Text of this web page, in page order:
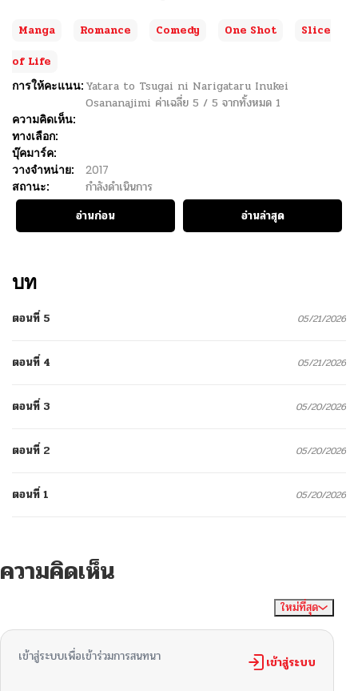
Manga Romance Comedy One Shot
Slice
of Life
การให้คะแนน: Yatara to Tsugai ni Narigataru Inukei
Osananajimi ค่าเฉลี่ย 5 / 5 จากทั้งหมด 1
ความคิดเห็น:
ทางเลือก:
บุ๊คมาร์ค:
วางจำหน่าย:
2017
สถานะ:
กำลังดำเนินการ
อ่านก่อน
อ่านล่าสุด
บท
ตอนที่ 5 05/21/2026
ตอนที่ 4 05/21/2026
ตอนที่ 3 05/20/2026
ตอนที่ 2 05/20/2026
ตอนที่ 1 05/20/2026
ความคิดเห็น
ใหม่ที่สุด
เข้าสู่ระบบเพื่อเข้าร่วมการสนทนา เข้าสู่ระบบ